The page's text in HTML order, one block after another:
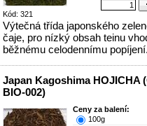
Kód: 321
Výtečná třída japonského
čaje, pro nízký obsah teinu
běžnému celodennímu
Japan Kagoshima HOJICHA
BIO-002)
Ceny za balení:
100g